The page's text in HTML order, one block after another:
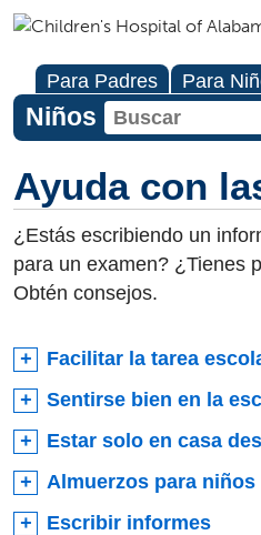
Para Padres Para
Niños
Ayuda con
¿Estás escribiendo un
para un examen? ¿Tienes
Obtén consejos.
Facilitar la tarea
Sentirse bien en la
Estar solo en casa
Almuerzos para niños
Escribir informes